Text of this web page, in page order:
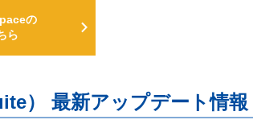
の
ら
） 最新アップデート情報